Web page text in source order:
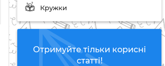
Кружки
Отримуйте тільки корисні
статті!